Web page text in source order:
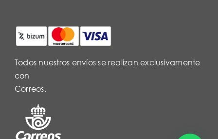
Todos nuestros envíos se realizan exclusivamente
con
Correos.